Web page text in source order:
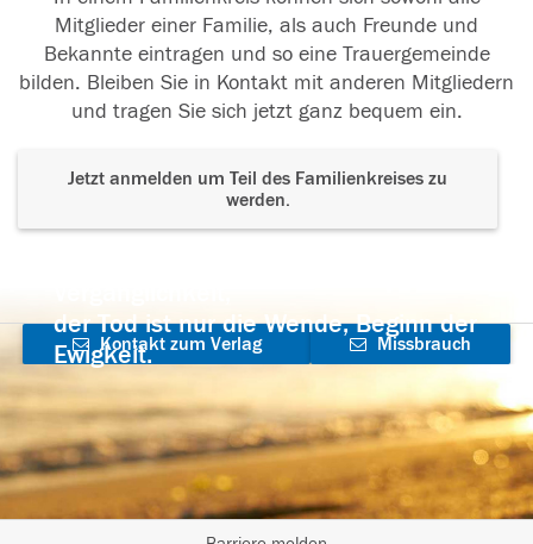
Mitglieder einer Familie, als auch Freunde und
Bekannte eintragen und so eine Trauergemeinde
bilden. Bleiben Sie in Kontakt mit anderen Mitgliedern
und tragen Sie sich jetzt ganz bequem ein.
Jetzt anmelden um Teil des Familienkreises zu
werden.
der Tod ist nur die Wende, Beginn der
Ewigkeit.
Kontakt zum Verlag
aufnehmen
Missbrauch